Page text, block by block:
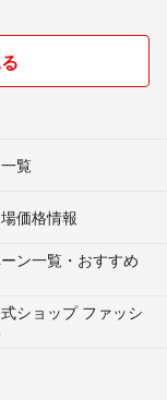
覧
価格情報
ン一覧・おすすめ
ショップ ファッシ